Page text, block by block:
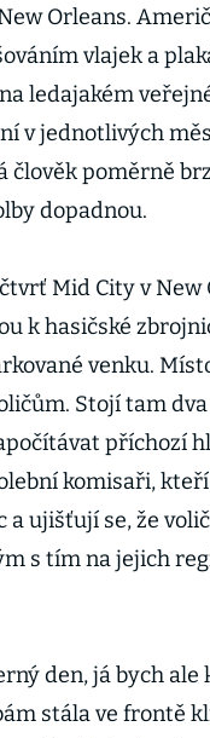
Orleans.
vlajek a
ledajakém
v jednotlivých
člověk poměrně
dopadnou.
Mid City v New
k hasičské
venku.
Stojí tam
příchozí
komisaři,
a ujišťují se, že
s tím na jejich
den, já bych
stála ve frontě